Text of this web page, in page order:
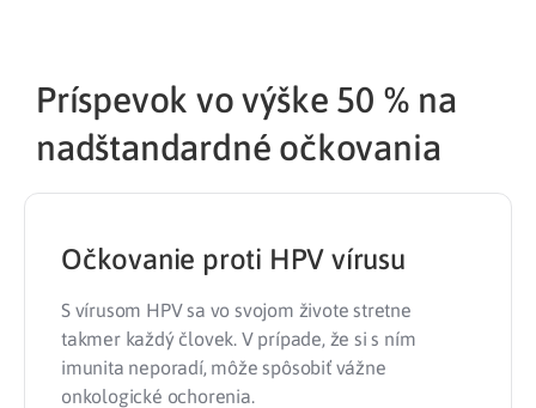
Príspevok vo výške 50 % na
nadštandardné očkovania
Očkovanie proti HPV vírusu
S vírusom HPV sa vo svojom živote stretne
takmer každý človek. V prípade, že si s ním
imunita neporadí, môže spôsobiť vážne
onkologické ochorenia.